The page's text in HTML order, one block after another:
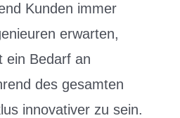
Kunden immer
erwarten,
ein Bedarf an
des gesamten
innovativer zu sein.